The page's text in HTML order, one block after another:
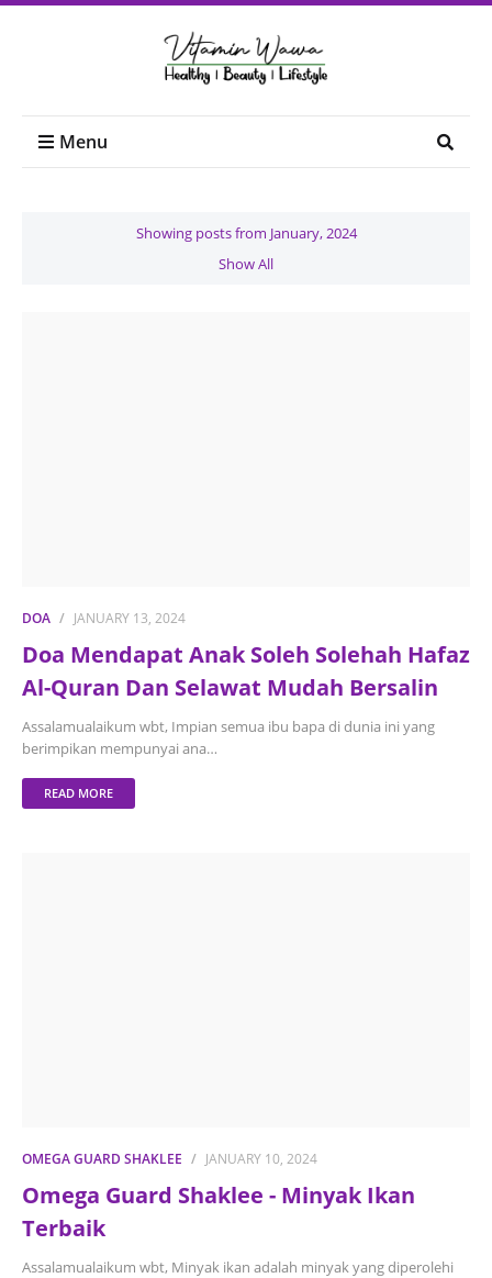
Menu
Showing posts from January, 2024
Show All
DOA JANUARY 13, 2024
Doa Mendapat Anak Soleh Solehah Hafaz
Al-Quran Dan Selawat Mudah Bersalin
Assalamualaikum wbt, Impian semua ibu bapa di dunia ini yang
berimpikan mempunyai ana…
READ MORE
OMEGA GUARD SHAKLEE JANUARY 10, 2024
Omega Guard Shaklee - Minyak Ikan
Terbaik
Assalamualaikum wbt, Minyak ikan adalah minyak yang diperolehi